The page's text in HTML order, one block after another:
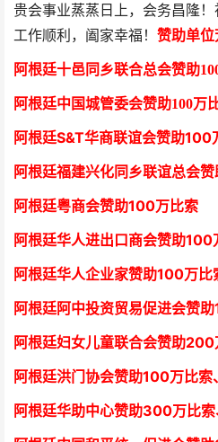
贵会事业蒸蒸日上，会务昌隆！
工作顺利，阖家幸福！ 赞助单位
阿根廷十邑同乡联合总会赞助
阿根廷中国城管委会赞助100万
阿根廷S&T华商联谊会赞助100
阿根廷福建兴化同乡联谊总会赞
阿根廷粤商会赞助100万比索
阿根廷华人进出口商会赞助100
阿根廷华人企业家赞助100万比
阿根廷阿中投资贸易促进会赞
阿根廷妇女儿童联合会赞助200
阿根廷洪门协会赞助100万比索、
阿根廷华助中心赞助300万比索